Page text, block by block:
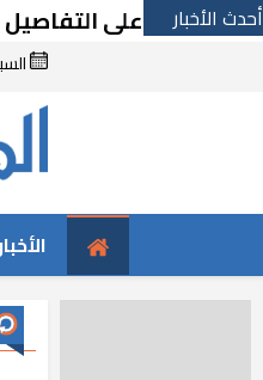
أحدث الأخبار
السبت 8